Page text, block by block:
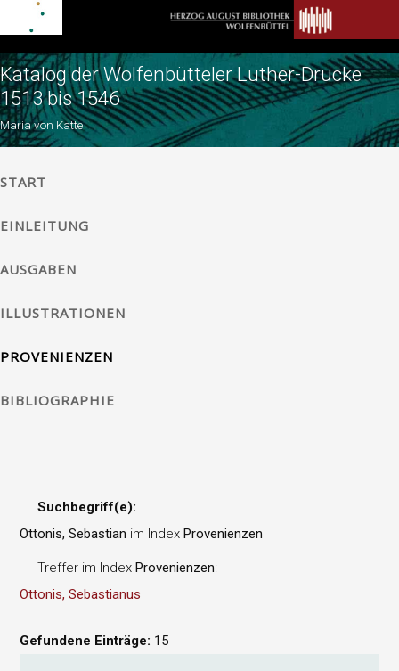
Katalog der Wolfenbütteler Luther-Drucke
1513 bis 1546
Maria von Katte
START
EINLEITUNG
AUSGABEN
ILLUSTRATIONEN
PROVENIENZEN
BIBLIOGRAPHIE
Suchbegriff(e):
Ottonis, Sebastian im IndexProvenienzen
Treffer im IndexProvenienzen:
Ottonis, Sebastianus
Gefundene Einträge: 15